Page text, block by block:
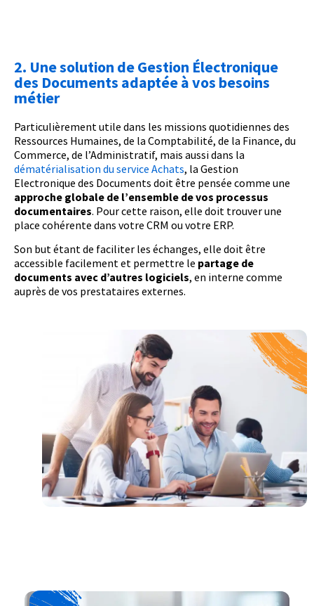
2. Une solution de Gestion Électronique
des Documents adaptée à vos besoins
métier
Particulièrement utile dans les missions quotidiennes des
Ressources Humaines, de la Comptabilité, de la Finance, du
Commerce, de l’Administratif, mais aussi dans la
dématérialisation du service Achats, la Gestion
Electronique des Documents doit être pensée comme une
approche globale de l’ensemble de vos processus
documentaires. Pour cette raison, elle doit trouver une
place cohérente dans votre CRM ou votre ERP.
Son but étant de faciliter les échanges, elle doit être
accessible facilement et permettre le partage de
documents avec d’autres logiciels, en interne comme
auprès de vos prestataires externes.